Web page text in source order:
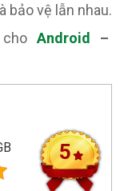
bảo vệ lẫn nhau.
cho Android
–
5